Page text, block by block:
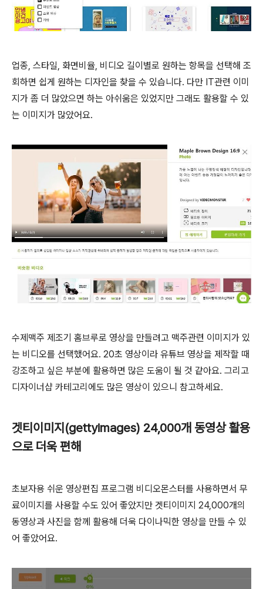
업종, 스타일, 화면비율, 비디오 길이별로 원하는 항목을 선택해 조
회하면 쉽게 원하는 디자인을 찾을 수 있습니다. 다만 IT관련 이미
지가 좀 더 많았으면 하는 아쉬움은 있었지만 그래도 활용할 수 있
는 이미지가 많았어요.
수제맥주 제조기 홈브루로 영상을 만들려고 맥주관련 이미지가 있
는 비디오를 선택했어요. 20초 영상이라 유튜브 영상을 제작할 때
강조하고 싶은 부분에 활용하면 많은 도움이 될 것 같아요. 그리고
디자이너샵 카테고리에도 많은 영상이 있으니 참고하세요.
겟티이미지(gettyimages) 24,000개 동영상 활용
으로 더욱 편해
초보자용 쉬운 영상편집 프로그램 비디오몬스터를 사용하면서 무
료이미지를 사용할 수도 있어 좋았지만 겟티이미지 24,000개의
동영상과 사진을 함께 활용해 더욱 다이나믹한 영상을 만들 수 있
어 좋았어요.